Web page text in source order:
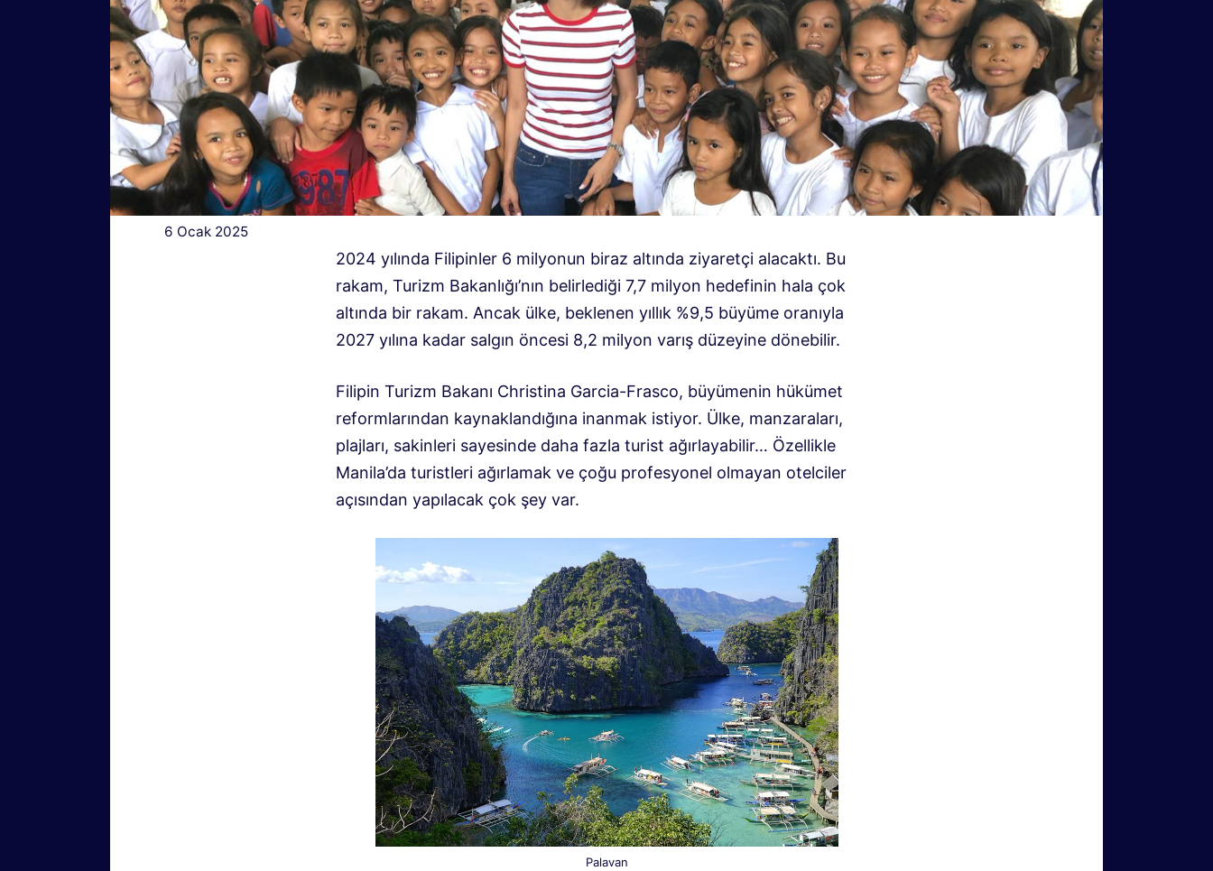
6 Ocak 2025
2024 yılında Filipinler 6 milyonun biraz altında ziyaretçi alacaktı. Bu
rakam, Turizm Bakanlığı’nın belirlediği 7,7 milyon hedefinin hala çok
altında bir rakam. Ancak ülke, beklenen yıllık %9,5 büyüme oranıyla
2027 yılına kadar salgın öncesi 8,2 milyon varış düzeyine dönebilir.
Filipin Turizm Bakanı Christina Garcia-Frasco, büyümenin hükümet
reformlarından kaynaklandığına inanmak istiyor. Ülke, manzaraları,
plajları, sakinleri sayesinde daha fazla turist ağırlayabilir… Özellikle
Manila’da turistleri ağırlamak ve çoğu profesyonel olmayan otelciler
açısından yapılacak çok şey var.
Palavan